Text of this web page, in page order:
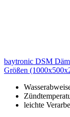
baytronic DSM
Größen
leichte